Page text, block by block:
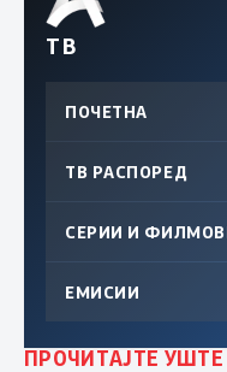
ТВ
ПОЧЕТНА
ТВ РАСПОРЕД
СЕРИИ И
ЕМИСИИ
ПРОЧИТАЈТЕ УШТЕ